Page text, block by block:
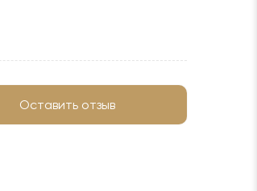
Оставить отзыв